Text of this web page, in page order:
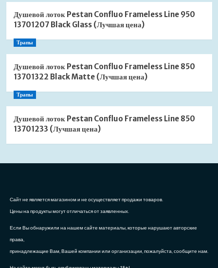
Душевой лоток Pestan Confluo Frameless Line 950
13701207 Black Glass (Лучшая цена)
Трапы
Душевой лоток Pestan Confluo Frameless Line 850
13701322 Black Matte (Лучшая цена)
Трапы
Душевой лоток Pestan Confluo Frameless Line 850
13701233 (Лучшая цена)
Сайт не является магазином и не осуществляет продажи товаров.
Цены на продукты могут отличаться от заявленных.
Если Вы обнаружили на нашем сайте материалы, которые нарушают авторские
права,
принадлежащие Вам, Вашей компании или организации, пожалуйста, сообщите нам.